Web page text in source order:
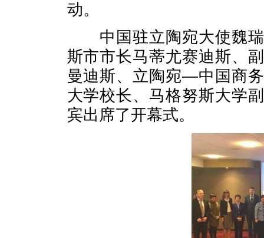
动。
中国驻立陶宛大使魏瑞
斯市市长马蒂尤赛迪斯、
曼迪斯、立陶宛—中国商
大学校长、马格努斯大学
宾出席了开幕式。